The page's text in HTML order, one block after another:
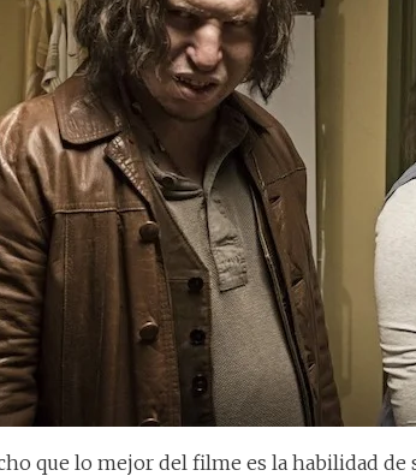
que lo mejor del filme es la habilidad de